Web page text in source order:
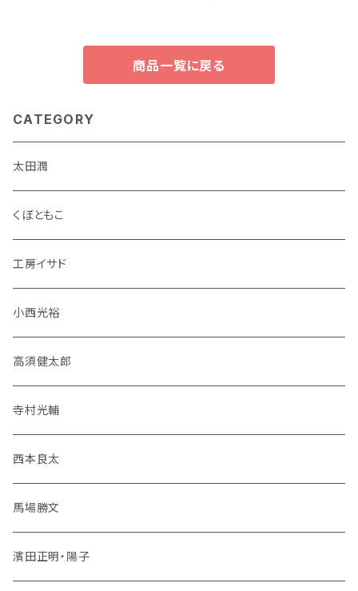
商品一覧に戻る
CATEGORY
太田潤
くぼともこ
工房イサド
小西光裕
高須健太郎
寺村光輔
西本良太
馬場勝文
濱田正明・陽子